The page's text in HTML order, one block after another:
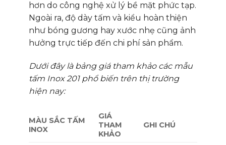
hơn do công nghệ xử lý bề mặt phức tạp.
Ngoài ra, độ dày tấm và kiểu hoàn thiện
như bóng gương hay xước nhẹ cũng ảnh
hưởng trực tiếp đến chi phí sản phẩm.
Dưới đây là bảng giá tham khảo các mẫu
tấm Inox 201 phổ biến trên thị trường
hiện nay:
MÀU SẮC TẤM
INOX
GIÁ
THAM
KHẢO
GHI CHÚ